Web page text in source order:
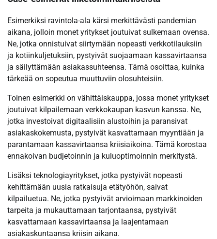
Esimerkiksi ravintola-ala kärsi merkittävästi pandemian
aikana, jolloin monet yritykset joutuivat sulkemaan ovensa.
Ne, jotka onnistuivat siirtymään nopeasti verkkotilauksiin
ja kotiinkuljetuksiin, pystyivät suojaamaan kassavirtaansa
ja säilyttämään asiakassuhteensa. Tämä osoittaa, kuinka
tärkeää on sopeutua muuttuviin olosuhteisiin.
Toinen esimerkki on vähittäiskauppa, jossa monet yritykset
joutuivat kilpailemaan verkkokaupan kasvun kanssa. Ne,
jotka investoivat digitaalisiin alustoihin ja paransivat
asiakaskokemusta, pystyivät kasvattamaan myyntiään ja
parantamaan kassavirtaansa kriisiaikoina. Tämä korostaa
ennakoivan budjetoinnin ja kuluoptimoinnin merkitystä.
Lisäksi teknologiayritykset, jotka pystyivät nopeasti
kehittämään uusia ratkaisuja etätyöhön, saivat
kilpailuetua. Ne, jotka pystyivät arvioimaan markkinoiden
tarpeita ja mukauttamaan tarjontaansa, pystyivät
kasvattamaan kassavirtaansa ja laajentamaan
asiakaskuntaansa kriisin aikana.